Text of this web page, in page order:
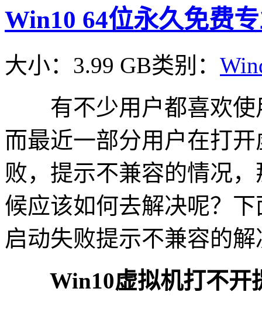
Win10 64位永久免费
大小：3.99 GB类别：
有不少用户都喜欢使
而最近一部分用户在打
败，提示不兼容的情况
候应该如何去解决呢？
启动失败提示不兼容的
Win10虚拟机打不开